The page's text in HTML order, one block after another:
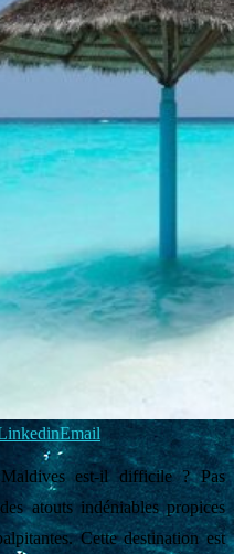
Email
est-il difficile ? Pas
atouts indéniables propices
Cette destination est